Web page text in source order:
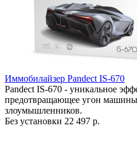
Иммобилайзер Pandect IS-670
Pandect IS-670 - уникальное
предотвращающее угон машины
злоумышленников.
Без установки 22 497 р.